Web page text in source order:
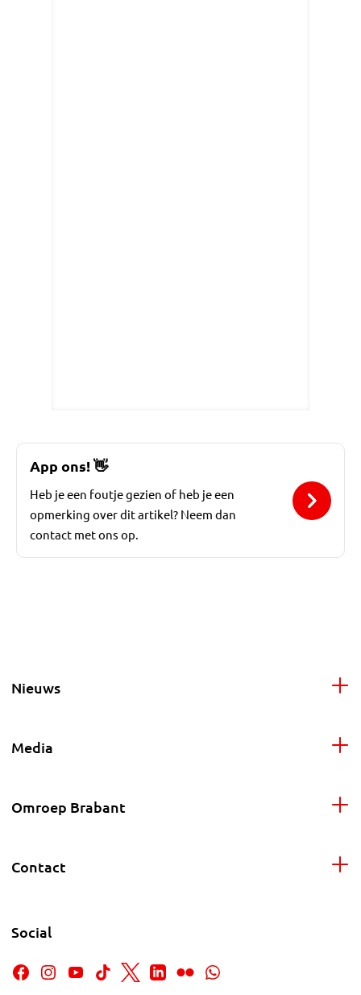
App ons!👋
Heb je een foutje gezien of heb je een
opmerking over dit artikel? Neem dan
contact met ons op.
Nieuws
Media
Omroep Brabant
Contact
Social